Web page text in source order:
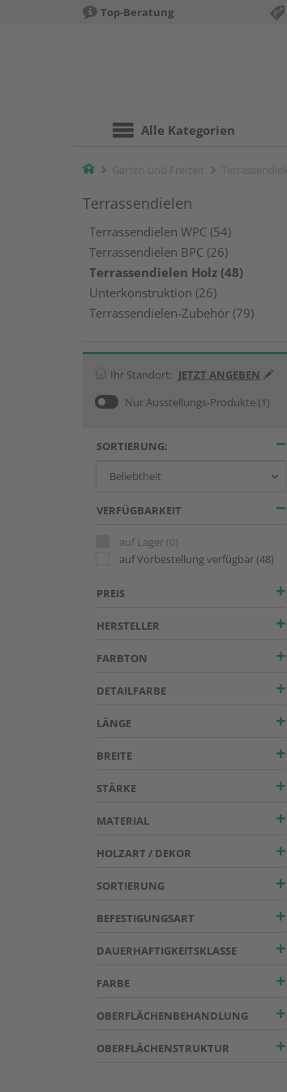
Top-Beratung
Alle Kategorien
Home
Terrassendielen
Terrassendielen WPC (54)
Terrassendielen BPC (26)
Terrassendielen Holz (48)
Unterkonstruktion (26)
Terrassendielen-Zubehör (79)
Ihr Standort: JETZT ANGEBEN
Nur Ausstellungs-Produkte (1)
SORTIERUNG:
VERFÜGBARKEIT
auf Lager (0)
auf Vorbestellung verfügbar(48)
PREIS
HERSTELLER
FARBTON
DETAILFARBE
LÄNGE
BREITE
STÄRKE
MATERIAL
HOLZART / DEKOR
SORTIERUNG
BEFESTIGUNGSART
DAUERHAFTIGKEITSKLASSE
FARBE
OBERFLÄCHENBEHANDLUNG
OBERFLÄCHENSTRUKTUR